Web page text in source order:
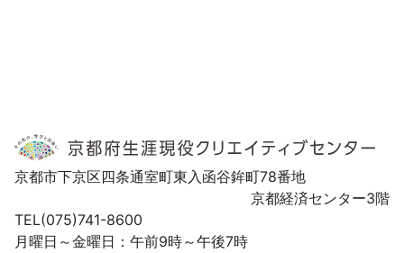
京都市下京区四条通室町東入函谷鉾町78番地
京都経済センター3階
TEL(075)741-8600
月曜日～金曜日：午前9時～午後7時